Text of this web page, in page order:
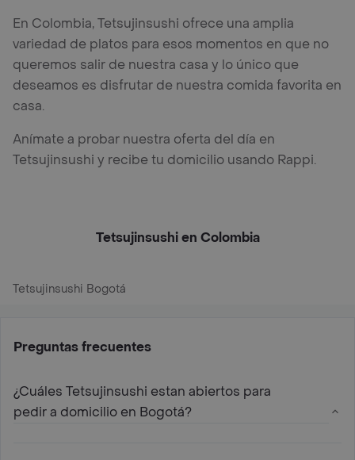
En Colombia, Tetsujinsushi ofrece una amplia
variedad de platos para esos momentos en que no
queremos salir de nuestra casa y lo único que
deseamos es disfrutar de nuestra comida favorita en
casa.
Anímate a probar nuestra oferta del día en
Tetsujinsushi y recibe tu domicilio usando Rappi.
Tetsujinsushi en Colombia
Tetsujinsushi Bogotá
Preguntas frecuentes
¿Cuáles Tetsujinsushi estan abiertos para
pedir a domicilio en Bogotá?